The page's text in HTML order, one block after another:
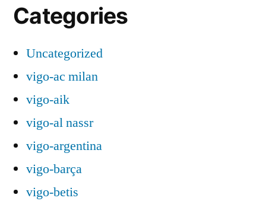
Categories
Uncategorized
vigo-ac milan
vigo-aik
vigo-al nassr
vigo-argentina
vigo-barça
vigo-betis